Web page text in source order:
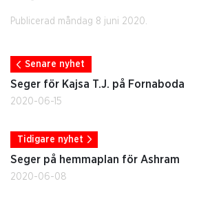
Publicerad måndag 8 juni 2020.
Senare nyhet
Seger för Kajsa T.J. på Fornaboda
2020-06-15
Tidigare nyhet
Seger på hemmaplan för Ashram
2020-06-08